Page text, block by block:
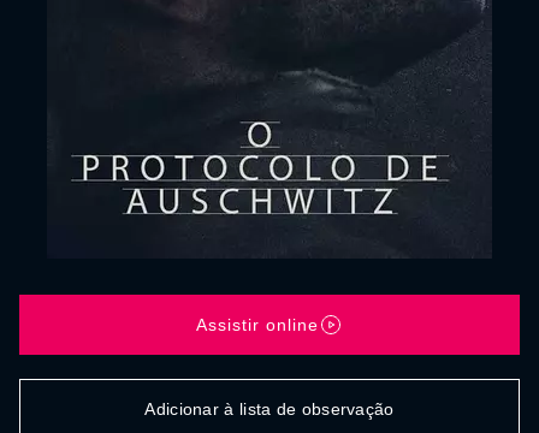
Assistir online
Adicionar à lista de observação